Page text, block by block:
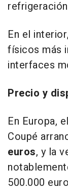
En el
físicos más
interfaces
Precio y
En Europa,
Coupé
euros, y la
500.000